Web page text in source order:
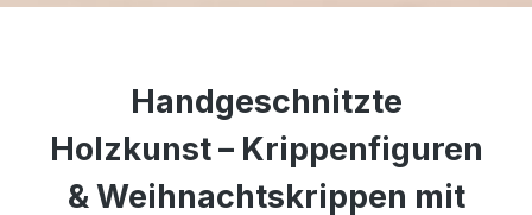
Handgeschnitzte
Holzkunst – Krippenfiguren
& Weihnachtskrippen mit